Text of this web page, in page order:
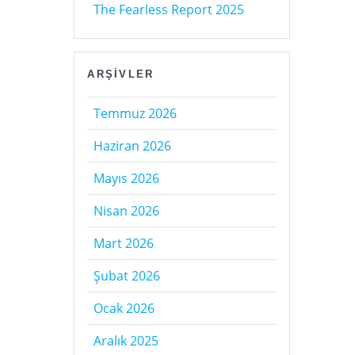
The Fearless Report 2025
ARŞIVLER
Temmuz 2026
Haziran 2026
Mayıs 2026
Nisan 2026
Mart 2026
Şubat 2026
Ocak 2026
Aralık 2025